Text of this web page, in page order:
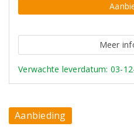
Meer
Verwachte leverdatum: 03-
Aanbieding